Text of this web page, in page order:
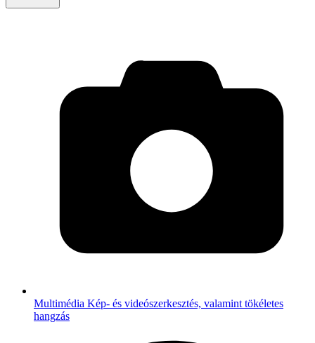
Multimédia Kép- és videószerkesztés, valamint tökéletes
hangzás